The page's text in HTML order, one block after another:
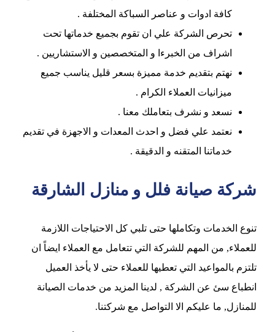
كافة ادوات و عناصر السباكة المختلفة .
تحرص الشركة علي ان تقوم بجميع خدماتها تحت
اشراف من الخبرءا و المتخصصين و الاستشاريين .
نهتم بتقديم خدمة مميزة بسعر قليل يناسب جميع
ميزانيات العملاء الكرام .
نسعد و نشرف بتعاملك معنا .
نعتمد علي فضل و احدث المعدات و الاجهزة في تقديم
خدماتنا المتقنه و الدقيقة .
شركة صيانة فلل و منازل الشارقة
تنوع الخدمات وتكاملها حتى تلبي كل الاحتياجات اللازمة
للعملاء, من المهم للشركة التي تتعامل مع العملاء ايضاً ان
تلتزم بالمواعيد التي تعطيها للعملاء حتى لا يأخذ العميل
انطباع سئ عن الشركة , لدينا المزيد من خدمات الصيانة
للمنازل, ما عليكم الا التواصل مع شركتنا.